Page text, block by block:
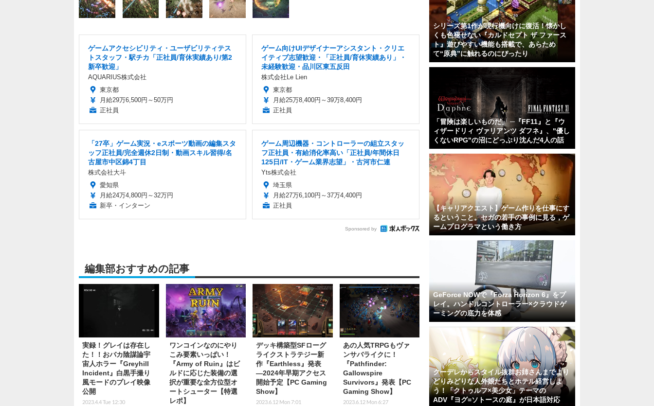
ゲームアクセシビリティ・ユーザビリティテス
トスタッフ・駅チカ「正社員/育休実績あり/第2
新卒歓迎」
AQUARIUS株式会社
東京都
月給29万6,500円～50万円
正社員
ゲーム向けUIデザイナーアシスタント・クリエ
イティブ志望歓迎・「正社員/育休実績あり」・
未経験歓迎・品川区東五反田
株式会社Le Lien
東京都
月給25万8,400円～39万8,400円
正社員
「27卒」ゲーム実況・eスポーツ動画の編集スタ
ッフ正社員/完全週休2日制・動画スキル習得/名
古屋市中区錦4丁目
株式会社大斗
愛知県
月給24万4,800円～32万円
新卒・インターン
ゲーム周辺機器・コントローラーの組立スタッ
フ正社員・有給消化率高い「正社員/年間休日
125日/IT・ゲーム業界志望」・古河市仁連
Yts株式会社
埼玉県
月給27万6,100円～37万4,400円
正社員
Sponsored by
編集部おすすめの記事
実録！グレイは存在し
た！！おバカ陰謀論宇
宙人ホラー『Greyhill
Incident』白黒手撮り
風モードのプレイ映像
公開
2023.4.4 Tue 12:30
ワンコインなのにやり
こみ要素いっぱい！
『Army of Ruin』はビ
ルドに応じた装備の選
択が重要な全方位型オ
ートシューター【特選
レポ】
デッキ構築型SFローグ
ライクストラテジー新
作『Earthless』発表
―2024年早期アクセス
開始予定【PC Gaming
Show】
2023.6.12 Mon 7:01
あの人気TRPGもヴァ
ンサバライクに！
『Pathfinder:
Gallowspire
Survivors』発表【PC
Gaming Show】
2023.6.12 Mon 6:27
シリーズ第1作が現行機向けに復活！懐かし
くも色褪せない『カルドセプト ザ ファース
ト』遊びやすい機能も搭載で、あらため
て“原典”に触れるのにぴったり
「冒険は楽しいものだ」 ─『FF11』と『ウ
ィザードリィ ヴァリアンツ ダフネ』、"優し
くないRPG"の沼にどっぷり沈んだ4人の話
【キャリアクエスト】ゲーム作りを仕事にす
るということ。セガの若手の事例に見る，ゲ
ームプログラマという働き方
GeForce NOWで『Forza Horizon 6』をプ
レイ。ハンドルコントローラー×クラウドゲ
ーミングの底力を体感
クーデレからスタイル抜群お姉さんまでより
どりみどりな人外娘たちとホテル経営しよ
う！「クトゥルフ×美少女」テーマの
ADV『ヨグ=ソトースの庭』が日本語対応